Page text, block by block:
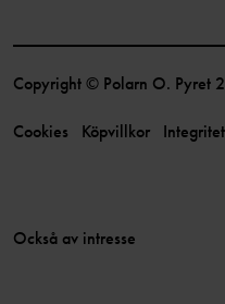
Copyright © Polarn O. Pyret
Cookies Köpvillkor
Också av intresse